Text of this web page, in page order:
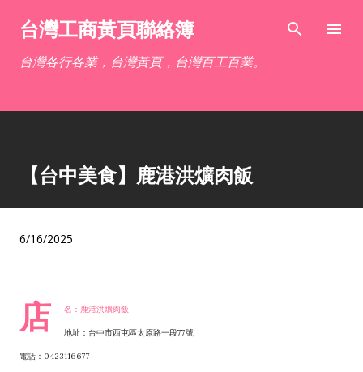
跳到主要內容
台灣工商黃頁聯絡簿
台灣各行各業，台灣黃頁，台灣百工百業。
【台中美食】鹿港洪爌肉飯
6/16/2025
店 名：鹿港洪爌肉飯
地址：台中市西屯區太原路一段77號
電話：0423116677